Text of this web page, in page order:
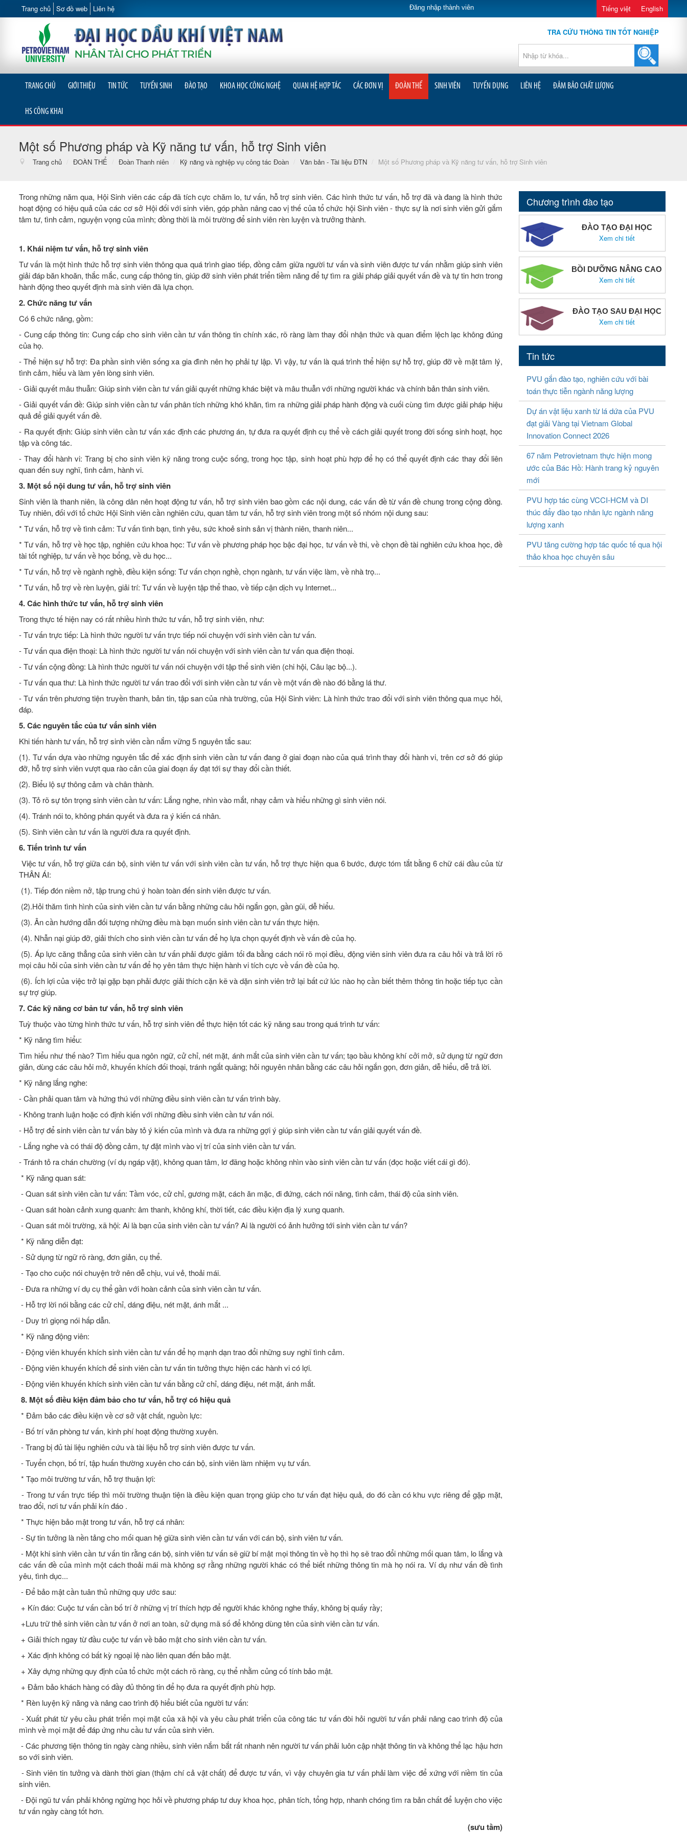
Trang chủ Sơ đồ web Liên hệ Đăng nhập thành viên Tiếng việt English
TRA CỨU THÔNG TIN TỐT NGHIỆP
TRANG CHỦ GIỚI THIỆU TIN TỨC TUYỂN SINH ĐÀO TẠO KHOA HỌC CÔNG NGHỆ QUAN HỆ HỢP TÁC CÁC ĐƠN VỊ ĐOÀN THỂ SINH VIÊN TUYỂN DỤNG LIÊN HỆ ĐẢM BẢO CHẤT LƯỢNG
HS CÔNG KHAI
Một số Phương pháp và Kỹ năng tư vấn, hỗ trợ Sinh viên
Trang chủ / ĐOÀN THỂ / Đoàn Thanh niên / Kỹ năng và nghiệp vụ công tác Đoàn / Văn bản - Tài liệu ĐTN / Một số Phương pháp và Kỹ năng tư vấn, hỗ trợ Sinh viên
Trong những năm qua, Hội Sinh viên các cấp đã tích cực chăm lo, tư vấn, hỗ trợ sinh viên. Các hình thức tư vấn, hỗ trợ đã và đang là hình thức
hoạt động có hiệu quả của các cơ sở Hội đối với sinh viên, góp phần nâng cao vị thế của tổ chức hội Sinh viên - thực sự là nơi sinh viên gửi gắm
tâm tư, tình cảm, nguyện vọng của mình; đồng thời là môi trường để sinh viên rèn luyện và trưởng thành.
1. Khái niệm tư vấn, hỗ trợ sinh viên
Tư vấn là một hình thức hỗ trợ sinh viên thông qua quá trình giao tiếp, đồng cảm giữa người tư vấn và sinh viên được tư vấn nhằm giúp sinh viên
giải đáp băn khoăn, thắc mắc, cung cấp thông tin, giúp đỡ sinh viên phát triển tiềm năng để tự tìm ra giải pháp giải quyết vấn đề và tự tin hơn trong
hành động theo quyết định mà sinh viên đã lựa chọn.
2. Chức năng tư vấn
Có 6 chức năng, gồm:
- Cung cấp thông tin: Cung cấp cho sinh viên cần tư vấn thông tin chính xác, rõ ràng làm thay đổi nhận thức và quan điểm lệch lạc không đúng
của họ.
- Thể hiện sự hỗ trợ: Đa phần sinh viên sống xa gia đình nên họ phải tự lập. Vì vậy, tư vấn là quá trình thể hiện sự hỗ trợ, giúp đỡ về mặt tâm lý,
tình cảm, hiểu và làm yên lòng sinh viên.
- Giải quyết mâu thuẫn: Giúp sinh viên cần tư vấn giải quyết những khác biệt và mâu thuẫn với những người khác và chính bản thân sinh viên.
- Giải quyết vấn đề: Giúp sinh viên cần tư vấn phân tích những khó khăn, tìm ra những giải pháp hành động và cuối cùng tìm được giải pháp hiệu
quả để giải quyết vấn đề.
- Ra quyết định: Giúp sinh viên cần tư vấn xác định các phương án, tự đưa ra quyết định cụ thể về cách giải quyết trong đời sống sinh hoạt, học
tập và công tác.
- Thay đổi hành vi: Trang bị cho sinh viên kỹ năng trong cuộc sống, trong học tập, sinh hoạt phù hợp để họ có thể quyết định các thay đổi liên
quan đến suy nghĩ, tình cảm, hành vi.
3. Một số nội dung tư vấn, hỗ trợ sinh viên
Sinh viên là thanh niên, là công dân nên hoạt động tư vấn, hỗ trợ sinh viên bao gồm các nội dung, các vấn đề từ vấn đề chung trong cộng đồng.
Tuy nhiên, đối với tổ chức Hội Sinh viên cần nghiên cứu, quan tâm tư vấn, hỗ trợ sinh viên trong một số nhóm nội dung sau:
* Tư vấn, hỗ trợ về tình cảm: Tư vấn tình bạn, tình yêu, sức khoẻ sinh sản vị thành niên, thanh niên...
* Tư vấn, hỗ trợ về học tập, nghiên cứu khoa học: Tư vấn về phương pháp học bậc đại học, tư vấn về thi, về chọn đề tài nghiên cứu khoa học, đề
tài tốt nghiệp, tư vấn về học bổng, về du học...
* Tư vấn, hỗ trợ về ngành nghề, điều kiện sống: Tư vấn chọn nghề, chọn ngành, tư vấn việc làm, về nhà trọ...
* Tư vấn, hỗ trợ về rèn luyện, giải trí: Tư vấn về luyện tập thể thao, về tiếp cận dịch vụ Internet...
4. Các hình thức tư vấn, hỗ trợ sinh viên
Trong thực tế hiện nay có rất nhiều hình thức tư vấn, hỗ trợ sinh viên, như:
- Tư vấn trực tiếp: Là hình thức người tư vấn trực tiếp nói chuyện với sinh viên cần tư vấn.
- Tư vấn qua điện thoại: Là hình thức người tư vấn nói chuyện với sinh viên cần tư vấn qua điện thoại.
- Tư vấn cộng đồng: Là hình thức người tư vấn nói chuyện với tập thể sinh viên (chi hội, Câu lạc bộ...).
- Tư vấn qua thư: Là hình thức người tư vấn trao đổi với sinh viên cần tư vấn về một vấn đề nào đó bằng lá thư.
- Tư vấn trên phương tiện truyền thanh, bản tin, tập san của nhà trường, của Hội Sinh viên: Là hình thức trao đổi với sinh viên thông qua mục hỏi,
đáp.
5. Các nguyên tắc của tư vấn sinh viên
Khi tiến hành tư vấn, hỗ trợ sinh viên cần nắm vững 5 nguyên tắc sau:
(1). Tư vấn dựa vào những nguyên tắc để xác định sinh viên cần tư vấn đang ở giai đoạn nào của quá trình thay đổi hành vi, trên cơ sở đó giúp
đỡ, hỗ trợ sinh viên vượt qua rào cản của giai đoạn ấy đạt tới sự thay đổi cần thiết.
(2). Biểu lộ sự thông cảm và chân thành.
(3). Tỏ rõ sự tôn trọng sinh viên cần tư vấn: Lắng nghe, nhìn vào mắt, nhạy cảm và hiểu những gì sinh viên nói.
(4). Tránh nói to, không phán quyết và đưa ra ý kiến cá nhân.
(5). Sinh viên cần tư vấn là người đưa ra quyết định.
6. Tiến trình tư vấn
Việc tư vấn, hỗ trợ giữa cán bộ, sinh viên tư vấn với sinh viên cần tư vấn, hỗ trợ thực hiện qua 6 bước, được tóm tắt bằng 6 chữ cái đầu của từ
THÂN ÁI:
(1). Tiếp đón niềm nở, tập trung chú ý hoàn toàn đến sinh viên được tư vấn.
(2).Hỏi thăm tình hình của sinh viên cần tư vấn bằng những câu hỏi ngắn gọn, gần gũi, dễ hiểu.
(3). Ân cần hướng dẫn đối tượng những điều mà bạn muốn sinh viên cần tư vấn thực hiện.
(4). Nhẫn nại giúp đỡ, giải thích cho sinh viên cần tư vấn để họ lựa chọn quyết định về vấn đề của họ.
(5). Áp lực căng thẳng của sinh viên cần tư vấn phải được giảm tối đa bằng cách nói rõ mọi điều, động viên sinh viên đưa ra câu hỏi và trả lời rõ
mọi câu hỏi của sinh viên cần tư vấn để họ yên tâm thực hiện hành vi tích cực về vấn đề của họ.
(6). Ích lợi của việc trở lại gặp bạn phải được giải thích cặn kẽ và dặn sinh viên trở lại bất cứ lúc nào họ cần biết thêm thông tin hoặc tiếp tục cần
sự trợ giúp.
7. Các kỹ năng cơ bản tư vấn, hỗ trợ sinh viên
Tuỳ thuộc vào từng hình thức tư vấn, hỗ trợ sinh viên để thực hiện tốt các kỹ năng sau trong quá trình tư vấn:
* Kỹ năng tìm hiểu:
Tìm hiểu như thế nào? Tìm hiểu qua ngôn ngữ, cử chỉ, nét mặt, ánh mắt của sinh viên cần tư vấn; tạo bầu không khí cởi mở, sử dụng từ ngữ đơn
giản, dùng các câu hỏi mở, khuyến khích đối thoại, tránh ngắt quãng; hỏi nguyên nhân bằng các câu hỏi ngắn gọn, đơn giản, dễ hiểu, dễ trả lời.
* Kỹ năng lắng nghe:
- Cần phải quan tâm và hứng thú với những điều sinh viên cần tư vấn trình bày.
- Không tranh luận hoặc có định kiến với những điều sinh viên cần tư vấn nói.
- Hỗ trợ để sinh viên cần tư vấn bày tỏ ý kiến của mình và đưa ra những gợi ý giúp sinh viên cần tư vấn giải quyết vấn đề.
- Lắng nghe và có thái độ đồng cảm, tự đặt mình vào vị trí của sinh viên cần tư vấn.
- Tránh tỏ ra chán chường (ví dụ ngáp vặt), không quan tâm, lơ đãng hoặc không nhìn vào sinh viên cần tư vấn (đọc hoặc viết cái gì đó).
* Kỹ năng quan sát:
- Quan sát sinh viên cần tư vấn: Tầm vóc, cử chỉ, gương mặt, cách ăn mặc, đi đứng, cách nói năng, tình cảm, thái độ của sinh viên.
- Quan sát hoàn cảnh xung quanh: âm thanh, không khí, thời tiết, các điều kiện địa lý xung quanh.
- Quan sát môi trường, xã hội: Ai là bạn của sinh viên cần tư vấn? Ai là người có ảnh hưởng tới sinh viên cần tư vấn?
* Kỹ năng diễn đạt:
- Sử dụng từ ngữ rõ ràng, đơn giản, cụ thể.
- Tạo cho cuộc nói chuyện trở nên dễ chịu, vui vẻ, thoải mái.
- Đưa ra những ví dụ cụ thể gần với hoàn cảnh của sinh viên cần tư vấn.
- Hỗ trợ lời nói bằng các cử chỉ, dáng điệu, nét mặt, ánh mắt ...
- Duy trì giọng nói hấp dẫn.
* Kỹ năng động viên:
- Động viên khuyến khích sinh viên cần tư vấn để họ mạnh dạn trao đổi những suy nghĩ tình cảm.
- Động viên khuyến khích để sinh viên cần tư vấn tin tưởng thực hiện các hành vi có lợi.
- Động viên khuyến khích sinh viên cần tư vấn bằng cử chỉ, dáng điệu, nét mặt, ánh mắt.
8. Một số điều kiện đảm bảo cho tư vấn, hỗ trợ có hiệu quả
* Đảm bảo các điều kiện về cơ sở vật chất, nguồn lực:
- Bố trí văn phòng tư vấn, kinh phí hoạt động thường xuyên.
- Trang bị đủ tài liệu nghiên cứu và tài liệu hỗ trợ sinh viên được tư vấn.
- Tuyển chọn, bố trí, tập huấn thường xuyên cho cán bộ, sinh viên làm nhiệm vụ tư vấn.
* Tạo môi trường tư vấn, hỗ trợ thuận lợi:
- Trong tư vấn trực tiếp thì môi trường thuận tiện là điều kiện quan trọng giúp cho tư vấn đạt hiệu quả, do đó cần có khu vực riêng để gặp mặt,
trao đổi, nơi tư vấn phải kín đáo .
* Thực hiện bảo mật trong tư vấn, hỗ trợ cá nhân:
- Sự tin tưởng là nền tảng cho mối quan hệ giữa sinh viên cần tư vấn với cán bộ, sinh viên tư vấn.
- Một khi sinh viên cần tư vấn tin rằng cán bộ, sinh viên tư vấn sẽ giữ bí mật mọi thông tin về họ thì họ sẽ trao đổi những mối quan tâm, lo lắng và
các vấn đề của mình một cách thoải mái mà không sợ rằng những người khác có thể biết những thông tin mà họ nói ra. Ví dụ như vấn đề tình
yêu, tình dục...
- Để bảo mật cần tuân thủ những quy ước sau:
+ Kín đáo: Cuộc tư vấn cần bố trí ở những vị trí thích hợp để người khác không nghe thấy, không bị quấy rầy;
+Lưu trữ thẻ sinh viên cần tư vấn ở nơi an toàn, sử dụng mã số để không dùng tên của sinh viên cần tư vấn.
+ Giải thích ngay từ đầu cuộc tư vấn về bảo mật cho sinh viên cần tư vấn.
+ Xác định không có bất kỳ ngoại lệ nào liên quan đến bảo mật.
+ Xây dựng những quy định của tổ chức một cách rõ ràng, cụ thể nhằm củng cố tính bảo mật.
+ Đảm bảo khách hàng có đầy đủ thông tin để họ đưa ra quyết định phù hợp.
* Rèn luyện kỹ năng và nâng cao trình độ hiểu biết của người tư vấn:
- Xuất phát từ yêu cầu phát triển mọi mặt của xã hội và yêu cầu phát triển của công tác tư vấn đòi hỏi người tư vấn phải nâng cao trình độ của
mình về mọi mặt để đáp ứng nhu cầu tư vấn của sinh viên.
- Các phương tiện thông tin ngày càng nhiều, sinh viên nắm bắt rất nhanh nên người tư vấn phải luôn cập nhật thông tin và không thể lạc hậu hơn
so với sinh viên.
- Sinh viên tin tưởng và dành thời gian (thậm chí cả vật chất) để được tư vấn, vì vậy chuyên gia tư vấn phải làm việc để xứng với niềm tin của
sinh viên.
- Đội ngũ tư vấn phải không ngừng học hỏi về phương pháp tư duy khoa học, phân tích, tổng hợp, nhanh chóng tìm ra bản chất để luyện cho việc
tư vấn ngày càng tốt hơn.
(sưu tầm)
Chương trình đào tạo
ĐÀO TẠO ĐẠI HỌC
Xem chi tiết
BỒI DƯỠNG NÂNG CAO
Xem chi tiết
ĐÀO TẠO SAU ĐẠI HỌC
Xem chi tiết
Tin tức
PVU gắn đào tạo, nghiên cứu với bài
toán thực tiễn ngành năng lượng
Dự án vật liệu xanh từ lá dứa của PVU
đạt giải Vàng tại Vietnam Global
Innovation Connect 2026
67 năm Petrovietnam thực hiện mong
ước của Bác Hồ: Hành trang kỷ nguyên
mới
PVU hợp tác cùng VCCI-HCM và DI
thúc đẩy đào tạo nhân lực ngành năng
lượng xanh
PVU tăng cường hợp tác quốc tế qua hội
thảo khoa học chuyên sâu